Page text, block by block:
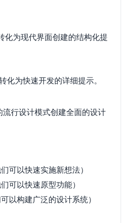
化为现代界面创建的结构化提
化为快速开发的详细提示。
行设计模式创建全面的设计
可以快速实施新想法）
可以快速原型功能）
以构建广泛的设计系统）